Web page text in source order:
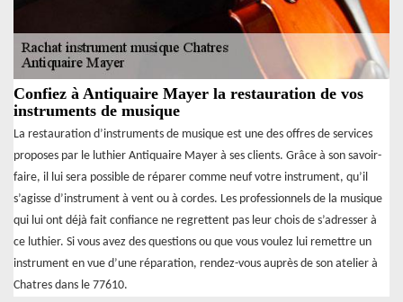
Confiez à Antiquaire Mayer la restauration de vos
instruments de musique
La restauration d’instruments de musique est une des offres de services
proposes par le luthier Antiquaire Mayer à ses clients. Grâce à son savoir-
faire, il lui sera possible de réparer comme neuf votre instrument, qu’il
s’agisse d’instrument à vent ou à cordes. Les professionnels de la musique
qui lui ont déjà fait confiance ne regrettent pas leur chois de s’adresser à
ce luthier. Si vous avez des questions ou que vous voulez lui remettre un
instrument en vue d’une réparation, rendez-vous auprès de son atelier à
Chatres dans le 77610.